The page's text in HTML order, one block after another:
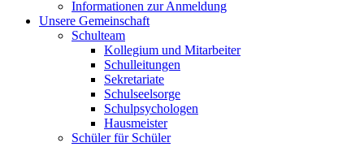
Informationen zur Anmeldung
Unsere Gemeinschaft
Schulteam
Kollegium und Mitarbeiter
Schulleitungen
Sekretariate
Schulseelsorge
Schulpsychologen
Hausmeister
Schüler für Schüler